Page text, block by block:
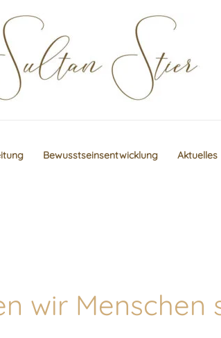
Bewusstseinsentwicklung Aktuelles
wir Menschen